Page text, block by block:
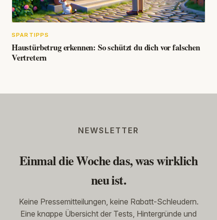
SPARTIPPS
Haustürbetrug erkennen: So schützt du dich vor falschen
Vertretern
NEWSLETTER
Einmal die Woche das, was wirklich
neu ist.
Keine Pressemitteilungen, keine Rabatt-Schleudern.
Eine knappe Übersicht der Tests, Hintergründe und